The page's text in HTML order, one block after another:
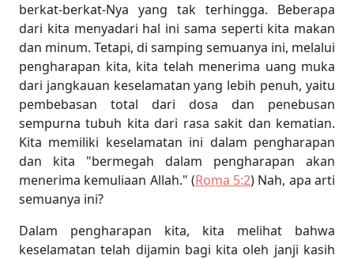
berkat-berkat-Nya yang tak terhingga. Beberapa
dari kita menyadari hal ini sama seperti kita makan
dan minum. Tetapi, di samping semuanya ini, melalui
pengharapan kita, kita telah menerima uang muka
dari jangkauan keselamatan yang lebih penuh, yaitu
pembebasan total dari dosa dan penebusan
sempurna tubuh kita dari rasa sakit dan kematian.
Kita memiliki keselamatan ini dalam pengharapan
dan kita "bermegah dalam pengharapan akan
menerima kemuliaan Allah." (Roma 5:2) Nah, apa arti
semuanya ini?
Dalam pengharapan kita, kita melihat bahwa
keselamatan telah dijamin bagi kita oleh janji kasih